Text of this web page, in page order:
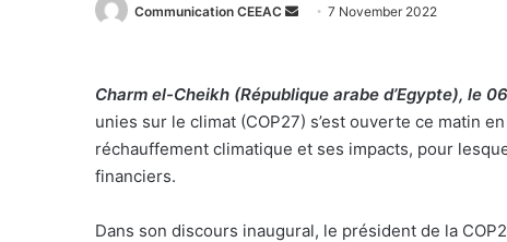
Communication CEEAC
Send7 November 2022
Charm el-Cheikh (République arabe d’Egypte), le
unies sur le climat (COP27) s’est ouverte ce matin
réchauffement climatique et ses impacts, pour
financiers.
Dans son discours inaugural, le président de la